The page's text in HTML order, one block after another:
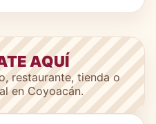
AQUÍ
restaurante, tienda o
en Coyoacán.